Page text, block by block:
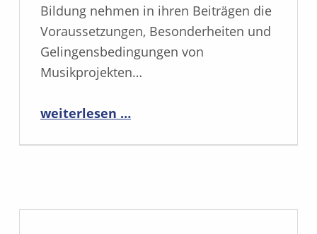
Bildung nehmen in ihren Beiträgen die
Voraussetzungen, Besonderheiten und
Gelingensbedingungen von
Musikprojekten…
weiterlesen …